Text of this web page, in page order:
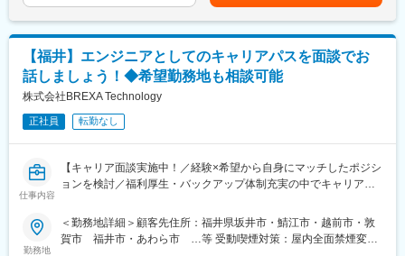
＜キャリアドック制度＞
同業他社では希望する仕事があっても、会社の都合で挑戦できな
いという事も転職理由の1つです。
当社では専任のキャリアアドバイザーがおり、キャリアアドバイ
ザーが社内に働きかける事で希望する仕事への挑戦を後押ししま
す。
す。
度です。
転職をする必要なく、社内での新しいキャリアを形成し、貴方の
変更の範囲：本文参照
・官公庁向け資料・説明資料のドラフト作成、チェック
◇防災・安全対策関連業務（訓練・教育・備品管理）
・防災訓練の計画・準備・実行支援
・緊急時対策資料の整備、教育資料の作成
・防災資機材の点検スケジュール調整・購買手続き
◇資材管理・帳票関連業務（リスク管理）
・資材持ち込み・持ち出しの管理、出入帳票の整備
・火気帳票、防火設備に関する各種事務処理
◆魅力
・国家プロジェクトの一翼を担う貴重な経験
に社会的意義の高いポジションです。官公庁や国の規制機関に提
出する資料の作成補助を通じて「公共性の高い業務」を体感でき
【福井】エンジニアとしてのキャリアパスを面談でお
話しましょう！◆希望勤務地も相談可能
株式会社BREXA Technology
正社員 転勤なし
仕事内容
【キャリア面談実施中！／経験×希望から自身にマッチしたポジシ
ョンを検討／福利厚生・バックアップ体制充実の中でキャリアア
■概要：
勤務地
＜勤務地詳細＞顧客先住所：福井県坂井市・鯖江市・越前市・敦
賀市 福井市・あわら市 …等 受動喫煙対策：屋内全面禁煙変更